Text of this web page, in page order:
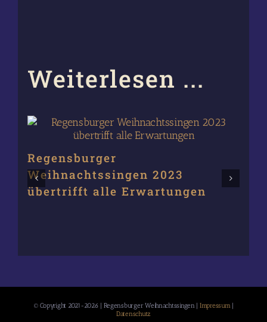
Weiterlesen ...
Regensburger
Weihnachtssingen 2023
übertrifft alle Erwartungen
© Copyright 2021-2026 | Regensburger Weihnachtssingen | Impressum|
Datenschutz